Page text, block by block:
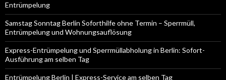
Entrümpelung
Samstag Sonntag Berlin Soforthilfe ohne Termin – Sperrmüll,
Entrümpelung und Wohnungsauflösung
Express-Entrümpelung und Sperrmüllabholung in Berlin: Sofort-
Ausführung am selben Tag
Entrümpelung Berlin | Express-Service am selben Tag